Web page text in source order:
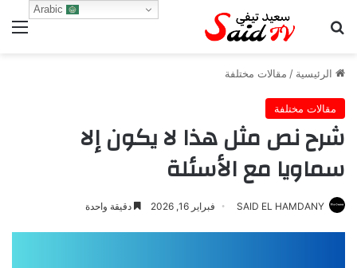
بحث عن
الرئيسية / مقالات مختلفة
مقالات مختلفة
شرح نص مثل هذا لا يكون إلا
سماويا مع الأسئلة
SAID EL HAMDANY فبراير 16, 2026 دقيقة واحدة